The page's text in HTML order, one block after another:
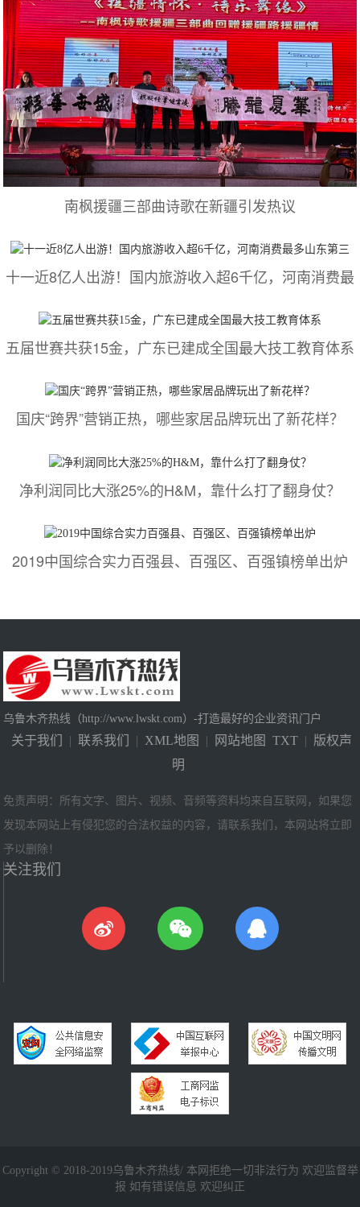
南枫援疆三部曲诗歌在新疆引发热议
十一近8亿人出游！国内旅游收入超6千亿，河南消费最
五届世赛共获15金，广东已建成全国最大技工教育体系
国庆“跨界”营销正热，哪些家居品牌玩出了新花样？
净利润同比大涨25%的H&M，靠什么打了翻身仗？
2019中国综合实力百强县、百强区、百强镇榜单出炉
乌鲁木齐热线（http://www.lwskt.com）-打造最好的企业资讯门户
关于我们 | 联系我们 | XML地图 | 网站地图 TXT | 版权声
明
免责声明：所有文字、图片、视频、音频等资料均来自互联网，如果您
发现本网站上有侵犯您的合法权益的内容，请联系我们，本网站将立即
予以删除！
关注我们
Copyright © 2018-2019乌鲁木齐热线/ 本网拒绝一切非法行为 欢迎监督举
报 如有错误信息 欢迎纠正